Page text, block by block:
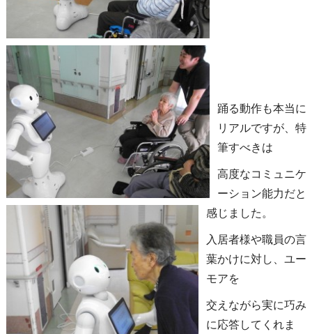
踊る動作も本当に
リアルですが、特
筆すべきは
高度なコミュニケ
ーション能力だと
感じました。
入居者様や職員の言
葉かけに対し、ユー
モアを
交えながら実に巧み
に応答してくれま